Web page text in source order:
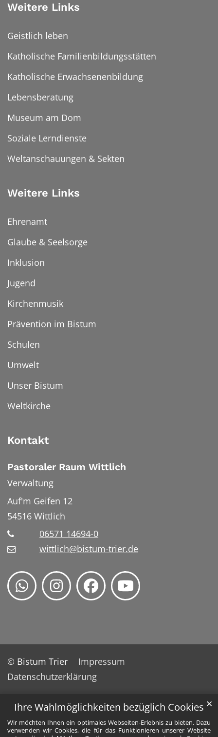
Ihre Wahlmöglichkeiten bezüglich Cookies
Wir möchten Ihnen ein optimales Webseiten-Erlebnis zu bieten. Dazu
verwenden wir Cookies, die für das Funktionieren unserer Website
✕
Weitere Links
Geistlich leben
Katholische Familienbildungsstätten
Katholische Erwachsenenbildung
Lebensberatung
Museum am Dom
Soziale Lerndienste
Weltanschauungen & Sekten
Weitere Links
Ehrenamt
Glaube & Seelsorge
Inklusion
Jugend
Kirchenmusik
Prävention im Bistum
Schulen
Umwelt
Unser Bistum
Weltkirche
Kontakt
Pastoraler Raum Wittlich
Verwaltung
Auf'm Geifen 12
54516 Wittlich
06571 14694-0
wittlich@bistum-trier.de
© Bistum Trier
Impressum
Datenschutzerklärung